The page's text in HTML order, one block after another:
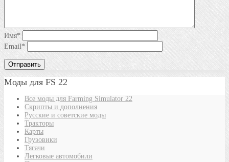
Имя*
Email*
Моды для FS 22
Все моды для Farming Simulator 22
Скрипты и дополнения
Русские и советские моды
Тракторы
Карты
Грузовики
Тягачи
Легковые автомобили